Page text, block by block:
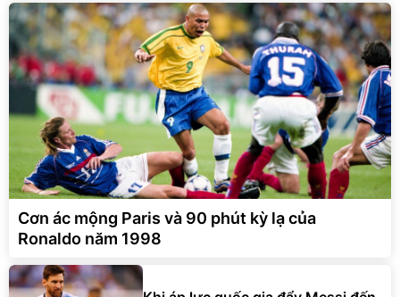
Cơn ác mộng Paris và 90 phút kỳ lạ của
Ronaldo năm 1998